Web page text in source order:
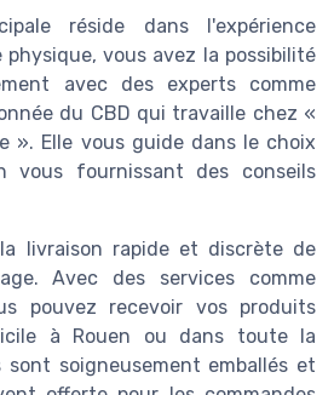
réside dans l'expérience
vous avez la possibilité
avec des experts comme
du CBD qui travaille chez «
». Elle vous guide dans le choix
vous fournissant des conseils
livraison rapide et discrète de
Avec des services comme
pouvez recevoir vos produits
à Rouen ou dans toute la
sont soigneusement emballés et